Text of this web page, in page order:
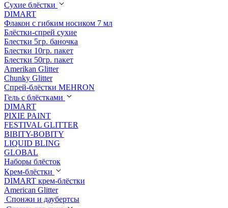
Сухие блёстки
DIMART
Флакон с гибким носиком 7 мл
Блёстки-спрей сухие
Блестки 5гр. баночка
Блестки 10гр. пакет
Блестки 50гр. пакет
Amerikan Glitter
Chunky Glitter
Спрей-блёстки MEHRON
Гель с блёстками
DIMART
PIXIE PAINT
FESTIVAL GLITTER
BIBITY-BOBITY
LIQUID BLING
GLOBAL
Наборы блёсток
Крем-блёстки
DIMART крем-блёстки
American Glitter
Спонжи и даубертсы